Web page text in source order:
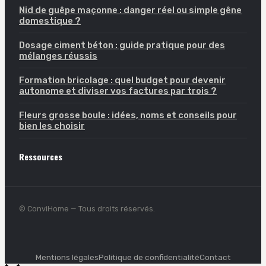
Nid de guêpe maçonne : danger réel ou simple gêne
domestique ?
Dosage ciment béton : guide pratique pour des
mélanges réussis
Formation bricolage : quel budget pour devenir
autonome et diviser vos factures par trois ?
Fleurs grosse boule : idées, noms et conseils pour
bien les choisir
Ressources
© ConviHome — Tous droits réservés.
Mentions légalesPolitique de confidentialitéContact